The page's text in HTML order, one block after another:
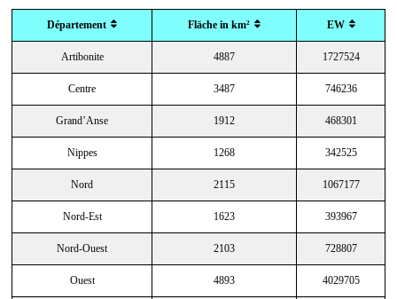
Département Fläche in km² EW
Artibonite 4887 1727524
Centre 3487 746236
Grand’Anse 1912 468301
Nippes 1268 342525
Nord 2115 1067177
Nord-Est 1623 393967
Nord-Ouest 2103 728807
Ouest 4893 4029705